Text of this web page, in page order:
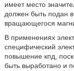
имеет место
должен быть подан
вращающегося
В применениях
специфический
повышение кпд,
быть выработано и